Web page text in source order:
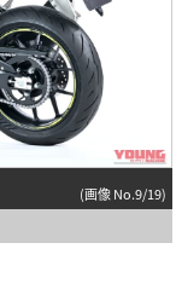
(画像 No.9/19)